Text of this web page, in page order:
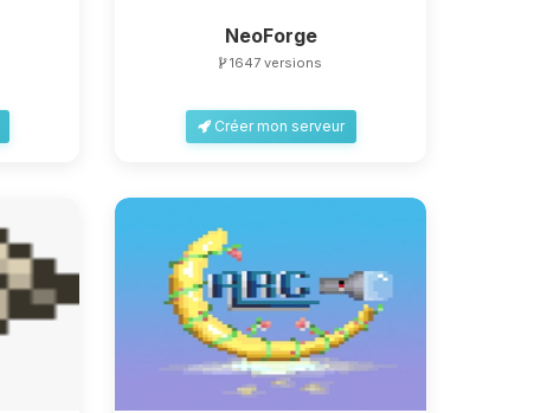
NeoForge
1647 versions
Créer mon serveur